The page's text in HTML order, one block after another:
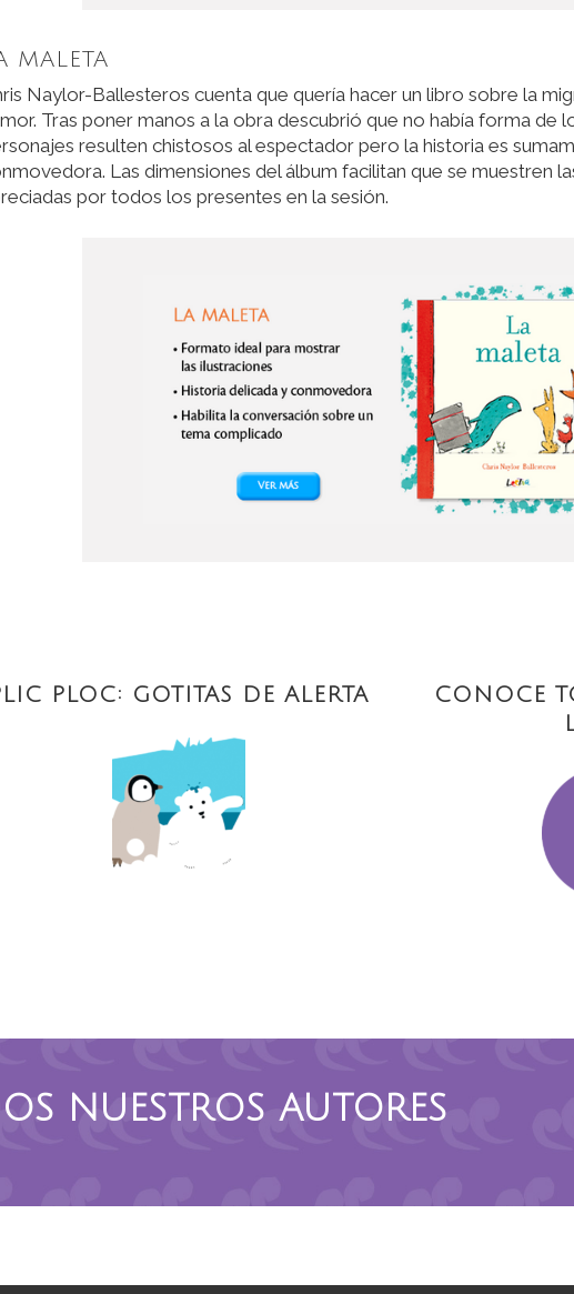
MALETA
Naylor-Ballesteros cuenta que quería hacer un libro sobre la
Tras poner manos a la obra descubrió que no había forma de
resulten chistosos al espectador pero la historia es
Las dimensiones del álbum facilitan que se muestren
por todos los presentes en la sesión.
PLOC: GOTITAS DE ALERTA
CONOCE
NUESTROS AUTORES